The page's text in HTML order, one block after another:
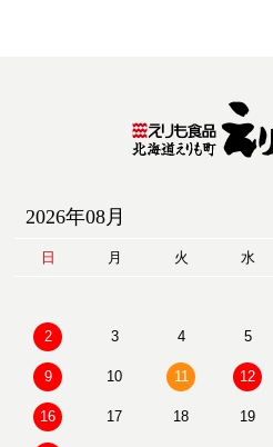
2026年08月
日 月 火 水
2 3 4 5
9 10 11 12
16 17 18 19